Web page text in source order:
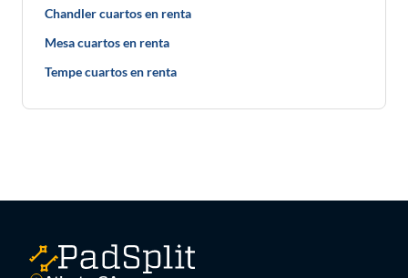
Chandler cuartos en renta
Mesa cuartos en renta
Tempe cuartos en renta